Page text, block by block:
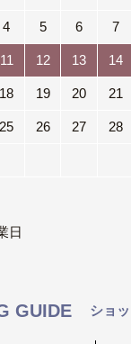
4 5 6 7
11 12 13 14
18 19 20 21
25 26 27 28
日
GUIDE ショ